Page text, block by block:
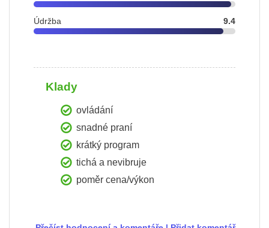
Údržba 9.4
Klady
ovládání
snadné praní
krátký program
tichá a nevibruje
poměr cena/výkon